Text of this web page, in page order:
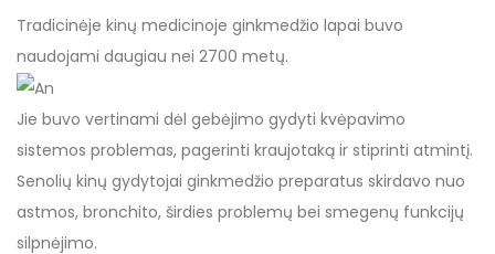
Tradicinėje kinų medicinoje ginkmedžio lapai buvo
naudojami daugiau nei 2700 metų.
Jie buvo vertinami dėl gebėjimo gydyti kvėpavimo
sistemos problemas, pagerinti kraujotaką ir stiprinti atmintį.
Senolių kinų gydytojai ginkmedžio preparatus skirdavo nuo
astmos, bronchito, širdies problemų bei smegenų funkcijų
silpnėjimo.